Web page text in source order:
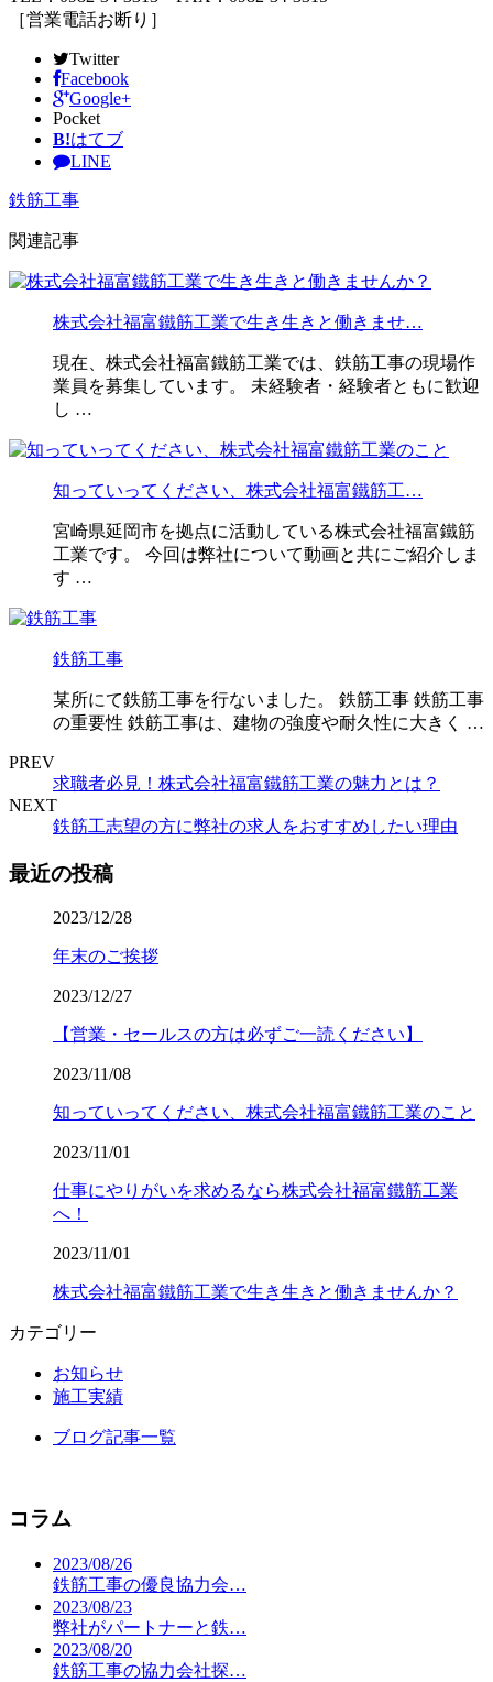
［営業電話お断り］
Twitter
Facebook
Google+
Pocket
B!はてブ
LINE
鉄筋工事
関連記事
株式会社福富鐵筋工業で生き生きと働きませ…
現在、株式会社福富鐵筋工業では、鉄筋工事の現場作
業員を募集しています。 未経験者・経験者ともに歓迎
し …
知っていってください、株式会社福富鐵筋工…
宮崎県延岡市を拠点に活動している株式会社福富鐵筋
工業です。 今回は弊社について動画と共にご紹介しま
す …
鉄筋工事
某所にて鉄筋工事を行ないました。 鉄筋工事 鉄筋工事
の重要性 鉄筋工事は、建物の強度や耐久性に大きく …
PREV
求職者必見！株式会社福富鐵筋工業の魅力とは？
NEXT
鉄筋工志望の方に弊社の求人をおすすめしたい理由
最近の投稿
2023/12/28
年末のご挨拶
2023/12/27
【営業・セールスの方は必ずご一読ください】
2023/11/08
知っていってください、株式会社福富鐵筋工業のこと
2023/11/01
仕事にやりがいを求めるなら株式会社福富鐵筋工業
へ！
2023/11/01
株式会社福富鐵筋工業で生き生きと働きませんか？
カテゴリー
お知らせ
施工実績
ブログ記事一覧
コラム
2023/08/26
鉄筋工事の優良協力会…
2023/08/23
弊社がパートナーと鉄…
2023/08/20
鉄筋工事の協力会社探…